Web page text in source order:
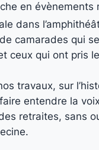
en
dans
camarades qui
ceux qui ont pris
travaux, sur
entendre la
retraites, sans